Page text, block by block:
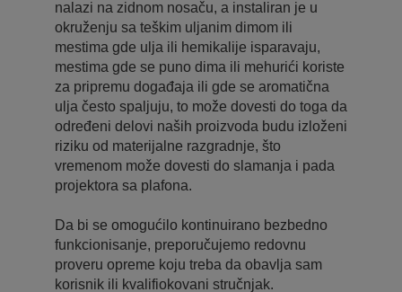
nalazi na zidnom nosaču, a instaliran je u
okruženju sa teškim uljanim dimom ili
mestima gde ulja ili hemikalije isparavaju,
mestima gde se puno dima ili mehurići koriste
za pripremu događaja ili gde se aromatična
ulja često spaljuju, to može dovesti do toga da
određeni delovi naših proizvoda budu izloženi
riziku od materijalne razgradnje, što
vremenom može dovesti do slamanja i pada
projektora sa plafona.
Da bi se omogućilo kontinuirano bezbedno
funkcionisanje, preporučujemo redovnu
proveru opreme koju treba da obavlja sam
korisnik ili kvalifiokovani stručnjak.